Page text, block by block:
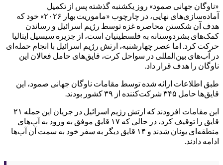
«ناوگان جهانی صمود» روز یکشنبه گذشته پس از تکمیل
آماده‌سازی‌های نهایی، در چارچوب «ماموریت بهار ۲۰۲۶» خود که
هدف آن شکستن محاصره غزه توسط رژیم اسرائیل و رساندن
کمک‌های بشردوستانه به فلسطینیان است، از جزیره سیسیل ایتالیا
حرکت کرد. اما عصر چهارشنبه، ارتش رژیم اسرائیل با انجام حمله‌ای
در آب‌های بین‌المللی در سواحل کرت، قایق‌های حامل فعالان این
ناوگان را هدف قرار داد.
طبق اطلاعات ارائه شده توسط مقامات ناوگان جهانی صمود، این
قایق‌ها حامل ۳۴۵ شرکت‌کننده از ۳۹ کشور بودند.
این مقامات افزودند که ارتش رژیم اسرائیل در جریان این حمله ۲۱
قایق را توقیف کرد، در حالی که ۱۷ قایق موفق به ورود به آب‌های
منطقه‌ای یونان شدند و ۱۴ قایق دیگر به سفر خود به سمت آن آب‌ها
ادامه دادند.